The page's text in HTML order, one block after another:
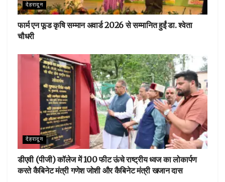
देहरादून
फार्म एन फूड कृषि सम्मान अवार्ड 2026 से सम्मानित हुईं डा. श्वेता
चौधरी
देहरादून
डीएवी (पीजी) कॉलेज में 100 फीट ऊंचे राष्ट्रीय ध्वज का लोकार्पण
करते कैबिनेट मंत्री गणेश जोशी और कैबिनेट मंत्री खजान दास